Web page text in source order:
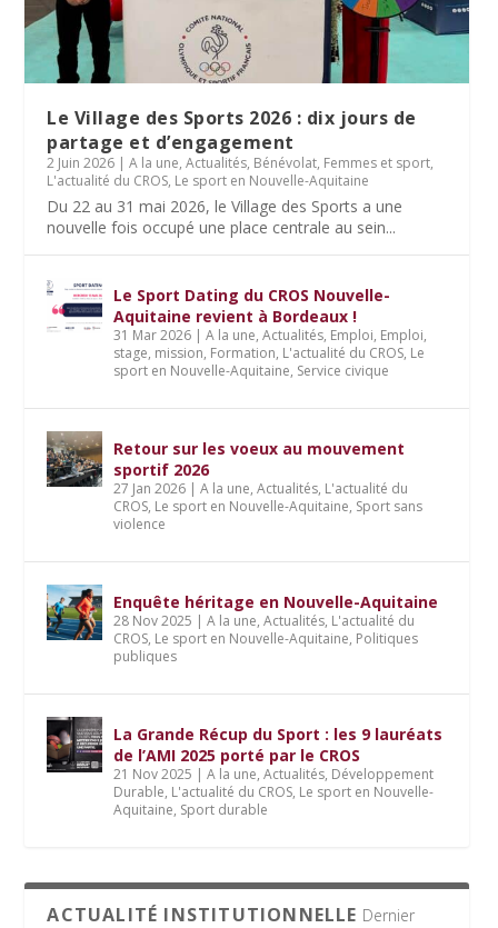
Le Village des Sports 2026 : dix jours de
partage et d’engagement
2 Juin 2026 |A la une,Actualités, Bénévolat, Femmes et sport,
L'actualité du CROS, Le sport en Nouvelle-Aquitaine
Du 22 au 31 mai 2026, le Village des Sports a une
nouvelle fois occupé une place centrale au sein...
Le Sport Dating du CROS Nouvelle-
Aquitaine revient à Bordeaux !
31 Mar 2026 |A la une,Actualités, Emploi, Emploi,
stage, mission, Formation, L'actualité du CROS, Le
sport en Nouvelle-Aquitaine, Service civique
Retour sur les voeux au mouvement
sportif 2026
27 Jan 2026 |A la une,Actualités, L'actualité du
CROS, Le sport en Nouvelle-Aquitaine, Sport sans
violence
Enquête héritage en Nouvelle-Aquitaine
28 Nov 2025 |A la une,Actualités, L'actualité du
CROS, Le sport en Nouvelle-Aquitaine, Politiques
publiques
La Grande Récup du Sport : les 9 lauréats
de l’AMI 2025 porté par le CROS
21 Nov 2025 |A la une,Actualités, Développement
Durable, L'actualité du CROS, Le sport en Nouvelle-
Aquitaine, Sport durable
ACTUALITÉ INSTITUTIONNELLE Dernier